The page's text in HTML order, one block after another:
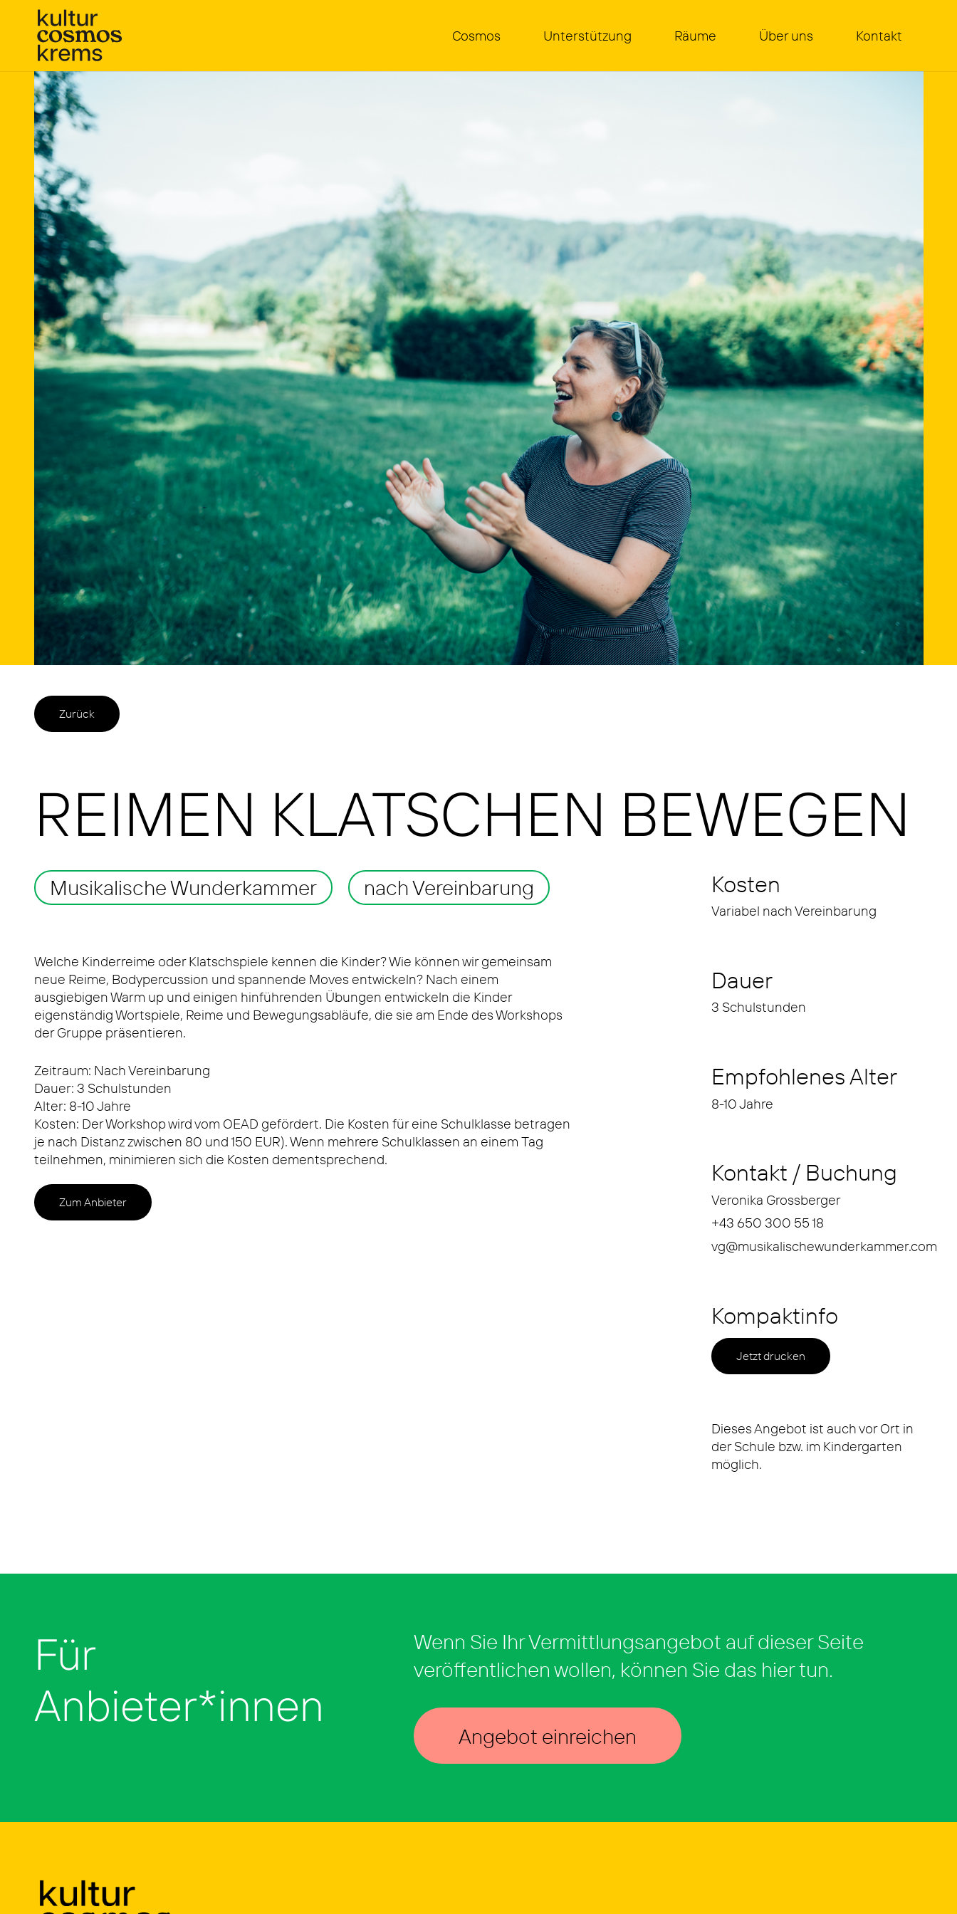
Cos­mos Unter­stüt­zung Räu­me Über uns Kon­takt
Zurück
REIMEN KLATSCHEN BEWEGEN
Musikalische Wunderkammer nach Vereinbarung
Welche Kinderreime oder Klatschspiele kennen die Kinder? Wie können wir gemeinsam
neue Reime, Bodypercussion und spannende Moves entwickeln? Nach einem
ausgiebigen Warm up und einigen hinführenden Übungen entwickeln die Kinder
eigenständig Wortspiele, Reime und Bewegungsabläufe, die sie am Ende des Workshops
der Gruppe präsentieren.
Zeitraum: Nach Vereinbarung
Dauer: 3 Schulstunden
Alter: 8-10 Jahre
Kosten: Der Workshop wird vom OEAD gefördert. Die Kosten für eine Schulklasse betragen
je nach Distanz zwischen 80 und 150 EUR). Wenn mehrere Schulklassen an einem Tag
teilnehmen, minimieren sich die Kosten dementsprechend.
Zum Anbieter
Kosten
Variabel nach Vereinbarung
Dauer
3 Schulstunden
Empfohlenes Alter
8-10 Jahre
Kontakt / Buchung
Veronika Grossberger
+43 650 300 55 18
vg@musikalischewunderkammer.com
Kompaktinfo
Jetzt drucken
Dieses Angebot ist auch vor Ort in
der Schule bzw. im Kindergarten
möglich.
Für
Anbieter*innen
Wenn Sie Ihr Vermittlungsangebot auf dieser Seite
veröffentlichen wollen, können Sie das hier tun.
Angebot einreichen